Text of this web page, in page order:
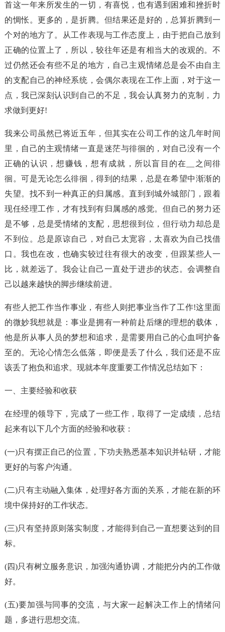
首这一年来所发生的一切，有喜悦，也有遇到困难和挫折时
的惆怅。更多的，是折腾。但结果还是好的，总算折腾到一
个对的地方了。从工作表现与工作态度上，由于把自己放到
正确的位置上了，所以，较往年还是有相当大的改观的。不
过仍然还会有些不足的地方，自己主观情绪总是会不由自主
的支配自己的神经系统，会偶尔表现在工作上面，对于这一
点，我已深刻认识到自己的不足，我会认真努力的克制，力
求做到更好!
我来公司虽然已将近五年，但其实在公司工作的这几年时间
里，自己的主观情绪一直是迷茫与徘徊的，对自己没有一个
正确的认识，想赚钱，想有成就，所以盲目的在__之间徘
徊。可是无论怎么徘徊，得到的结果，总是在希望中渐渐的
失望。找不到一种真正的归属感。直到到城外城部门，跟着
现任经理工作，才有找到有归属感的感觉。但自己的努力还
是不够，总是受情绪的支配，思想很到位，但行动力却总是
不到位。总是原谅自己，对自己太宽容，太喜欢为自己找借
口。我也在改，也确实较过往有很大的改变，但跟某些人一
比，就差远了。我会让自己一直处于进步的状态。会调整自
己以越来越快的脚步继续前进。
有些人把工作当作事业，有些人则把事业当作了工作!这里面
的微妙我想就是：事业是拥有一种前赴后继的理想的载体，
他是所从事人员的梦想和追求，是需要用自己的心血呵护备
至的。无论心情怎么低落，即便是丢了什么，我们还是不应
该丢了抱负和追求。现就本年度重要工作情况总结如下：
一、主要经验和收获
在经理的领导下，完成了一些工作，取得了一定成绩，总结
起来有以下几个方面的经验和收获：
(一)只有摆正自己的位置，下功夫熟悉基本知识并钻研，才能
更好的与客户沟通。
(二)只有主动融入集体，处理好各方面的关系，才能在新的环
境中保持好的工作状态。
(三)只有坚持原则落实制度，才能得到自己一直想要达到的目
标。
(四)只有树立服务意识，加强沟通协调，才能把分内的工作做
好。
(五)要加强与同事的交流，与大家一起解决工作上的情绪问
题，多进行思想交流。